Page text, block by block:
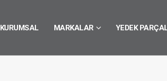
KURUMSAL MARKALAR YEDEK